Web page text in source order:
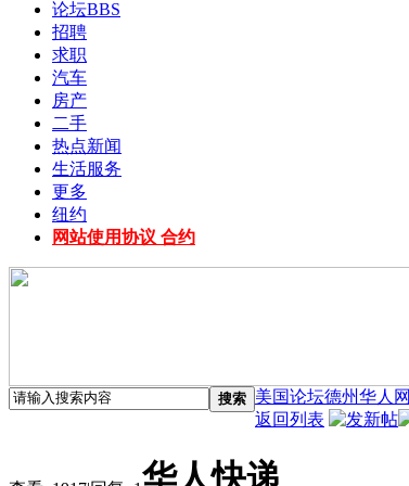
论坛BBS
招聘
求职
汽车
房产
二手
热点新闻
生活服务
更多
纽约
网站使用协议 合约
搜索 美国论坛德州华人网
返回列表
华人快递